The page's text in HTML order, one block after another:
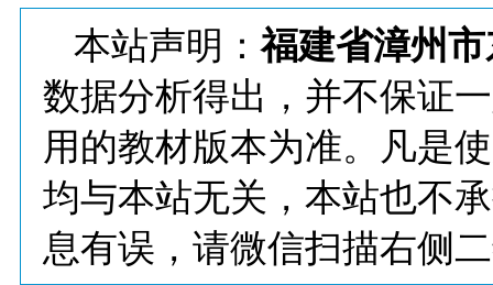
本站声明：福建省漳州
数据分析得出，并不保证
用的教材版本为准。凡是
均与本站无关，本站也不
息有误，请微信扫描右侧